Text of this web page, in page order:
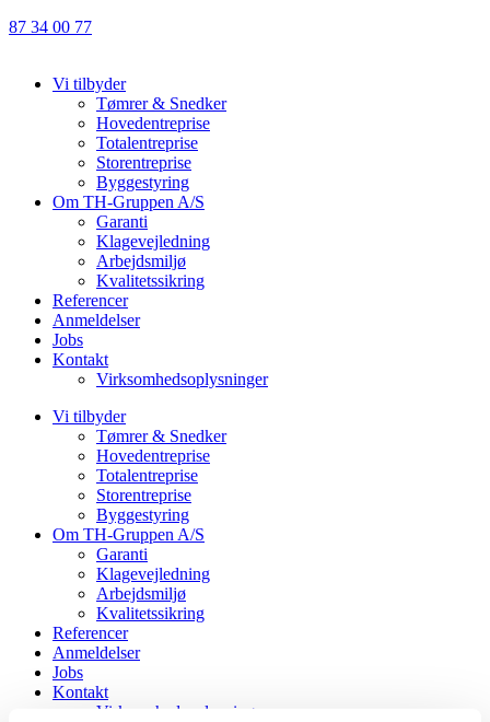
87 34 00 77
Vi tilbyder
Tømrer & Snedker
Hovedentreprise
Totalentreprise
Storentreprise
Byggestyring
Om TH-Gruppen A/S
Garanti
Klagevejledning
Arbejdsmiljø
Kvalitetssikring
Referencer
Anmeldelser
Jobs
Kontakt
Virksomhedsoplysninger
Vi tilbyder
Tømrer & Snedker
Hovedentreprise
Totalentreprise
Storentreprise
Byggestyring
Om TH-Gruppen A/S
Garanti
Klagevejledning
Arbejdsmiljø
Kvalitetssikring
Referencer
Anmeldelser
Jobs
Kontakt
Virksomhedsoplysninger